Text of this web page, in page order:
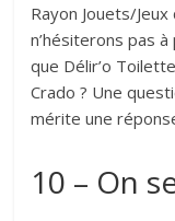
Rayon Jouets/
n’hésiterons pas
que Délir’o
Crado ? Une
mérite une
10 – On